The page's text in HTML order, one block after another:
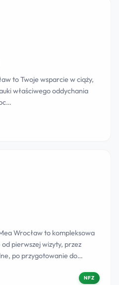
to Twoje wsparcie w ciąży,
właściwego oddychania
Wrocław to kompleksowa
pierwszej wizyty, przez
po przygotowanie do…
NFZ